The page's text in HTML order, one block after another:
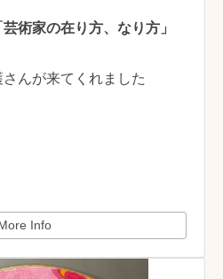
術家の在り方、なり方」
んが来てくれました
Info